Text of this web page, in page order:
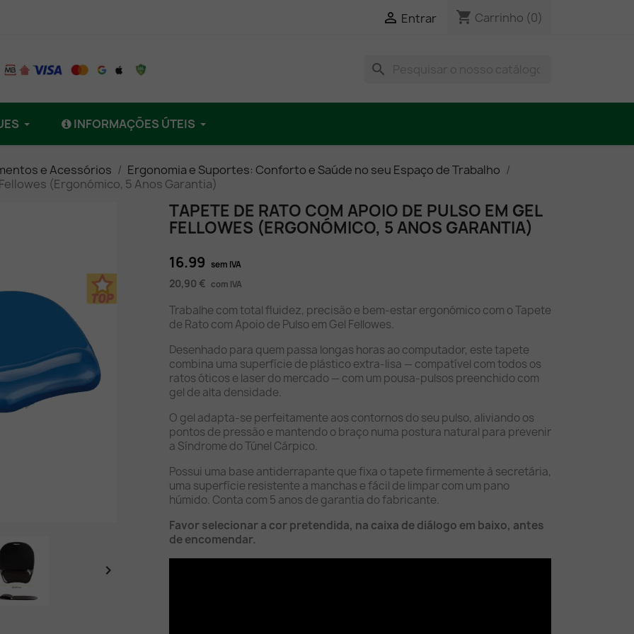
 Entrar shopping_cart Carrinho (0)
search
INFORMAÇÕES ÚTEIS
e Acessórios
Ergonomia e Suportes: Conforto e Saúde no seu Espaço de Trabalho
(Ergonómico, 5 Anos Garantia)

TAPETE DE RATO COM APOIO DE PULSO EM GEL
FELLOWES (ERGONÓMICO, 5 ANOS GARANTIA)
16.99 sem IVA
20,90 € com IVA
Trabalhe com total fluidez, precisão e bem-estar ergonómico com o Tapete
de Rato com Apoio de Pulso em Gel Fellowes.
Desenhado para quem passa longas horas ao computador, este tapete
combina uma superfície de plástico extra-lisa — compatível com todos os
ratos óticos e laser do mercado — com um pousa-pulsos preenchido com
gel de alta densidade.
O gel adapta-se perfeitamente aos contornos do seu pulso, aliviando os
pontos de pressão e mantendo o braço numa postura natural para prevenir
a Síndrome do Túnel Cárpico.
Possui uma base antiderrapante que fixa o tapete firmemente à secretária,
uma superfície resistente a manchas e fácil de limpar com um pano
húmido. Conta com 5 anos de garantia do fabricante.
Favor selecionar a cor pretendida, na caixa de diálogo em baixo, antes
de encomendar.